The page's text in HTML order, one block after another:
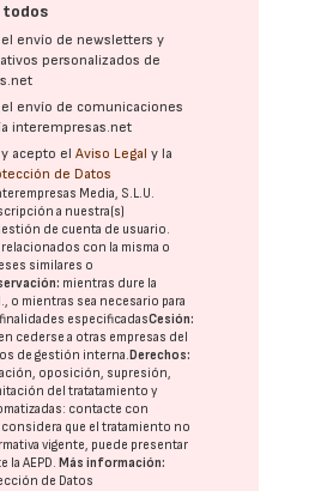
todos
envío de newsletters y
personalizados de
envío de comunicaciones
interempresas.net
acepto elAviso Legal y la
de Datos
Media, S.L.U.
a nuestra(s)
de cuenta de usuario.
con la misma o
similares o
mientras dure la
o mientras sea necesario para
finalidades especificadasCesión:
cederse a otras empresas del
de gestión interna. Derechos:
oposición, supresión,
del tratatamiento y
contacte con
considera que el tratamiento no
vigente, puede presentar
laAEPD. Más información:
de Datos